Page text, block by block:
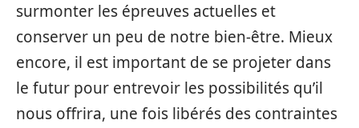
surmonter les épreuves actuelles et
conserver un peu de notre bien-être. Mieux
encore, il est important de se projeter dans
le futur pour entrevoir les possibilités qu’il
nous offrira, une fois libérés des contraintes